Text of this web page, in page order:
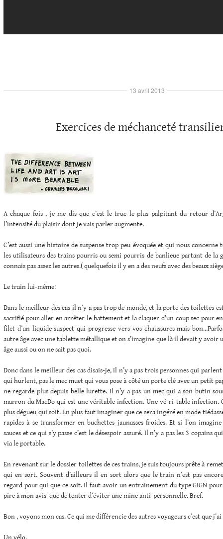
Exercices de méchanceté
A chaque fois , je me dis que c’est le truc le plus palpitant du retour
l’intensité du plaisir dont je vais parler augmente.
C’est aussi une histoire de suspense trop peu évoquée et qui nous
les utilisateurs des trains pourris ou semi pourris de banlieue partant de la
connais pas assez les autres.( quelquefois il y en a des neufs avec des beaux
Le train lui-même:
Dans le meilleur des cas il n’y a pas trop de monde, et la porte des toilettes est
sacrifié pour aller en arrêter le battement et la claquer d’un coup sec pour
filet d’un liquide suspect qui progresse vers vos chaussures mais
autre âge avec une tablette métallique et on s’imagine que là il devait y avoir
âge aussi ou on ne sait pas quoi.
Donc dans le meilleur des cas disais-je, il n’y a pas trois personnes qui
qui hurlent, pas le mec muet qui vous pose à côté un porte clé avec un petit
ne regarde plus depuis belle lurette. Il n’y a pas un mec qui a son butin
marron du MacDo qui est une véritable infection. Une vé-ri-table infection.
plus dégueu qui soit. En plus faut imaginer que ce sera ingéré en mode
rapides à se transformer en buchettes jaunasses froides. Et si l’on
sauces et ce qui s’y passe c’est le désespoir assuré. Il n’y a pas les 3 copains
via le portable.
En revenant sur le dossier toilettes de ces trains, je suis toujours prête à
qui en sort. Souvent d’ailleurs il en sort alors que le train n’est pas
regard pour qui que ce soit. Il faut avoir un entrainement du type GIGN pour
pire à mon avis que de tenter d’éviter une mine anti-personnelle. Bref.
Bon , voyons mon cas. Ce qui me différencie des autres voyageurs c’est que
Un vélo.
13 avril 2013